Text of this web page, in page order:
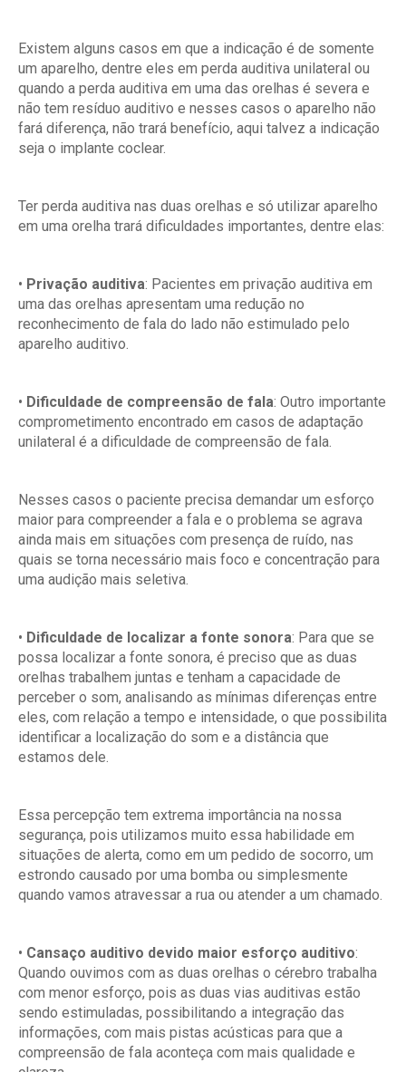
Existem alguns casos em que a indicação é de somente
um aparelho, dentre eles em perda auditiva unilateral ou
quando a perda auditiva em uma das orelhas é severa e
não tem resíduo auditivo e nesses casos o aparelho não
fará diferença, não trará benefício, aqui talvez a indicação
seja o implante coclear.
Ter perda auditiva nas duas orelhas e só utilizar aparelho
em uma orelha trará dificuldades importantes, dentre elas:
• Privação auditiva: Pacientes em privação auditiva em
uma das orelhas apresentam uma redução no
reconhecimento de fala do lado não estimulado pelo
aparelho auditivo.
• Dificuldade de compreensão de fala: Outro importante
comprometimento encontrado em casos de adaptação
unilateral é a dificuldade de compreensão de fala.
Nesses casos o paciente precisa demandar um esforço
maior para compreender a fala e o problema se agrava
ainda mais em situações com presença de ruído, nas
quais se torna necessário mais foco e concentração para
uma audição mais seletiva.
• Dificuldade de localizar a fonte sonora: Para que se
possa localizar a fonte sonora, é preciso que as duas
orelhas trabalhem juntas e tenham a capacidade de
perceber o som, analisando as mínimas diferenças entre
eles, com relação a tempo e intensidade, o que possibilita
identificar a localização do som e a distância que
estamos dele.
Essa percepção tem extrema importância na nossa
segurança, pois utilizamos muito essa habilidade em
situações de alerta, como em um pedido de socorro, um
estrondo causado por uma bomba ou simplesmente
quando vamos atravessar a rua ou atender a um chamado.
• Cansaço auditivo devido maior esforço auditivo:
Quando ouvimos com as duas orelhas o cérebro trabalha
com menor esforço, pois as duas vias auditivas estão
sendo estimuladas, possibilitando a integração das
informações, com mais pistas acústicas para que a
compreensão de fala aconteça com mais qualidade e